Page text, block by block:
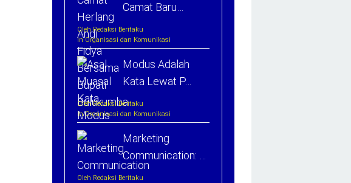
Camat Baru…
Oleh Redaksi Beritaku
In Organisasi dan Komunikasi
Modus Adalah
Kata Lewat P…
Oleh Redaksi Beritaku
In Organisasi dan Komunikasi
Marketing
Communication: …
Oleh Redaksi Beritaku